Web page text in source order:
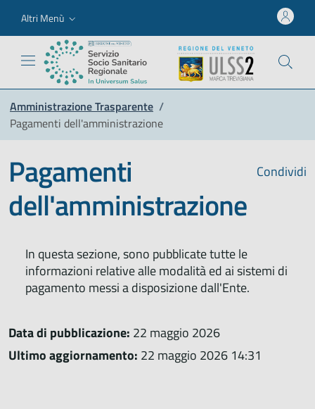
Altri Menù
Amministrazione Trasparente /
Pagamenti dell'amministrazione
Condividi
Pagamenti
dell'amministrazione
In questa sezione, sono pubblicate tutte le
informazioni relative alle modalità ed ai sistemi di
pagamento messi a disposizione dall'Ente.
Data di pubblicazione: 22 maggio 2026
Ultimo aggiornamento: 22 maggio 2026 14:31